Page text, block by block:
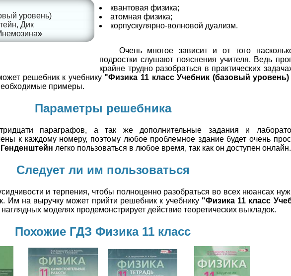
уровень)
Дик
квантовая физика;
атомная физика;
корпускулярно-волновой дуализм.
Очень многое зависит и от того
подростки слушают пояснения учителя. Ведь
крайне трудно разобраться в практических
решебник к учебнику "Физика 11 класс Учебник (базовый
примеры.
Параметры решебника
параграфов, а так же дополнительные задания и
к каждому номеру, поэтому любое проблемное здание будет очень
легко пользоваться в любое время, так как он доступен онлайн.
Следует ли им пользоваться
и терпения, чтобы полноценно разобраться во всех нюансах
Им на выручку может прийти решебник к учебнику "Физика 11 класс
моделях продемонстрирует действие теоретических выкладок.
Похожие ГДЗ Физика 11 класс